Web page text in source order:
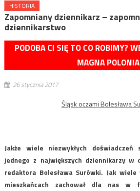
HISTORIA
Zapomniany dziennikarz –
dziennikarstwo
PODOBA CI SIĘ TO CO ROBIMY?
MAGNA
26 stycznia 2017
Śląsk oczami Bolesława
Jakże wiele niezwykłych
jednego z największych dziennikarzy w
redaktora Bolesława Surówki. Jak
mieszkańcach zachował dla nas w